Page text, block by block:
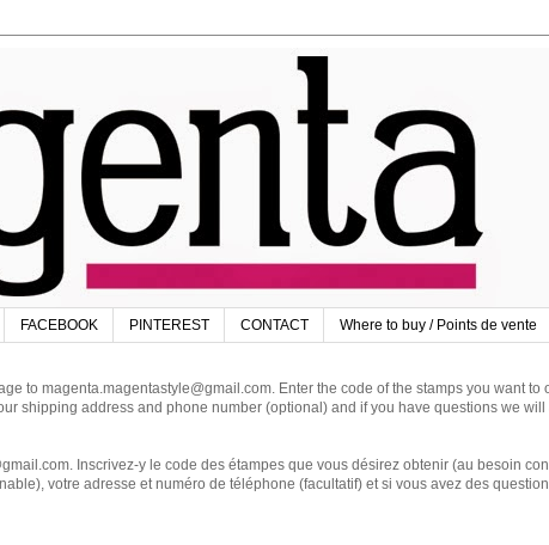
FACEBOOK PINTEREST CONTACT Where to buy / Points de vente
to magenta.magentastyle@gmail.com. Enter the code of the stamps you want to
shipping address and phone number (optional) and if you have questions we will
Inscrivez-y le code des étampes que vous désirez obtenir (au besoin
votre adresse et numéro de téléphone (facultatif) et si vous avez des